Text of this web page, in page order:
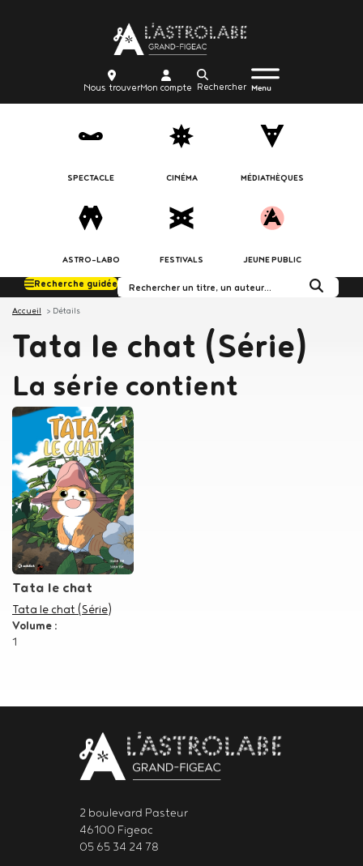
au
contenu
principal
Body
trouver
Nous trouvercompte
Mon compte
Recherche
Menu
burger
Body
icon_trigger
Menu
SPECTACLE CINÉMA MÉDIATHÈQUES
ASTRO-LABO FESTIVALS JEUNE PUBLIC
Rechercher dans le
Recherche guidée
Accueil Détails
Tata le chat (Série)
La série contient
Tata le chat
Dans la série
Tata le chat (Série)
Volume :
1
2 boulevard Pasteur
46100 Figeac
05 65 34 24 78